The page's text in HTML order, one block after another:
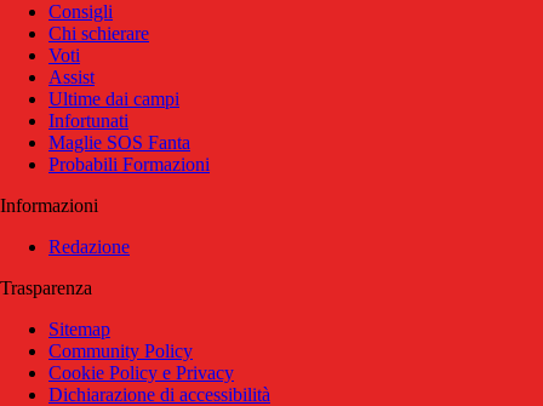
Consigli
Chi schierare
Voti
Assist
Ultime dai campi
Infortunati
Maglie SOS Fanta
Probabili Formazioni
Informazioni
Redazione
Trasparenza
Sitemap
Community Policy
Cookie Policy e Privacy
Dichiarazione di accessibilità